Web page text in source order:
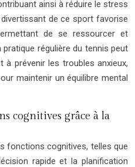
ainsi à réduire le stress
divertissant de ce sport favorise
de se ressourcer et
pratique régulière du tennis peut
prévenir les troubles anxieux,
maintenir un équilibre mental
cognitives grâce à la
fonctions cognitives, telles que
rapide et la planification